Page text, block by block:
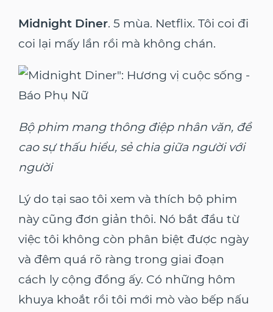
Midnight Diner. 5 mùa. Netflix. Tôi coi đi
coi lại mấy lần rồi mà không chán.
Bộ phim mang thông điệp nhân văn, đề
cao sự thấu hiểu, sẻ chia giữa người với
người
Lý do tại sao tôi xem và thích bộ phim
này cũng đơn giản thôi. Nó bắt đầu từ
việc tôi không còn phân biệt được ngày
và đêm quá rõ ràng trong giai đoạn
cách ly cộng đồng ấy. Có những hôm
khuya khoắt rồi tôi mới mò vào bếp nấu